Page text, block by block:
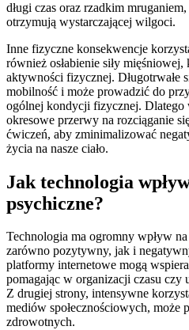
długi czas oraz rzadkim
otrzymują wystarczającej wilgoci.
Inne fizyczne konsekwencje
również osłabienie siły
aktywności fizycznej. Długotrwałe
mobilność i może prowadzić do
ogólnej kondycji fizycznej. Dlatego
okresowe przerwy na rozciąganie
ćwiczeń, aby zminimalizować
życia na nasze ciało.
Jak technologia
psychiczne?
Technologia ma ogromny wpływ
zarówno pozytywny, jak i
platformy internetowe mogą
pomagając w organizacji czasu
Z drugiej strony, intensywne
mediów społecznościowych,
zdrowotnych.